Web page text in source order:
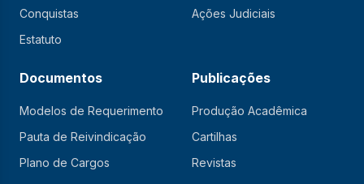
Conquistas
Estatuto
Ações Judiciais
Documentos
Modelos de Requerimento
Pauta de Reivindicação
Plano de Cargos
Publicações
Produção Acadêmica
Cartilhas
Revistas